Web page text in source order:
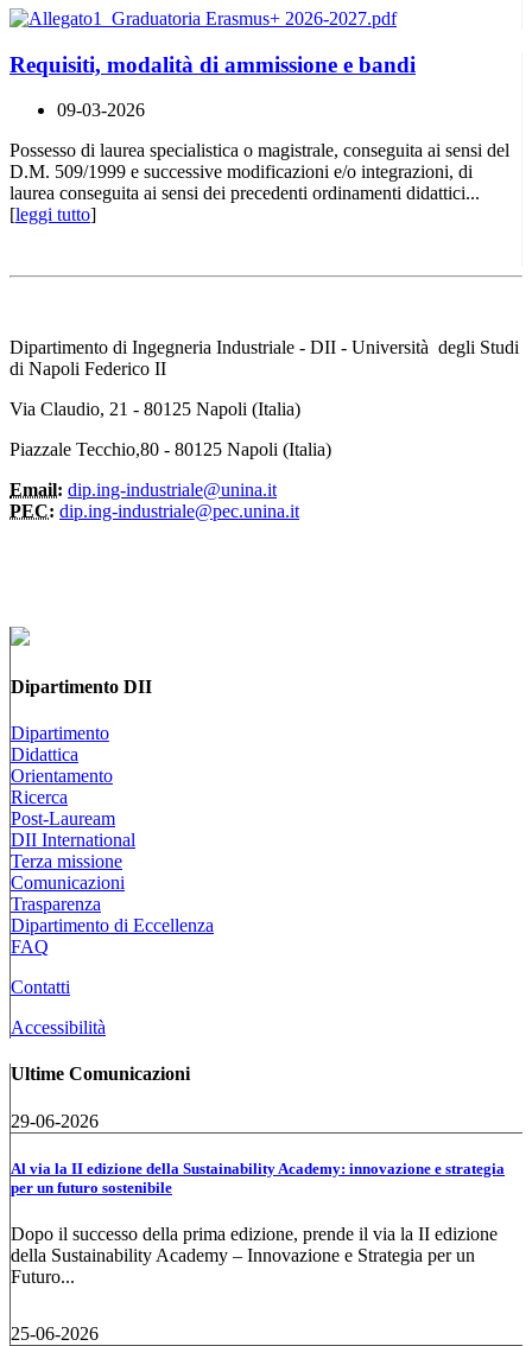
Requisiti, modalità di ammissione e bandi
09-03-2026
Possesso di laurea specialistica o magistrale, conseguita ai sensi del
D.M. 509/1999 e successive modificazioni e/o integrazioni, di
laurea conseguita ai sensi dei precedenti ordinamenti didattici...
[leggi tutto]
Dipartimento di Ingegneria Industriale - DII - Università degli Studi
di Napoli Federico II
Via Claudio, 21 - 80125 Napoli (Italia)
Piazzale Tecchio,80 - 80125 Napoli (Italia)
Email: dip.ing-industriale@unina.it
PEC: dip.ing-industriale@pec.unina.it
Dipartimento DII
Dipartimento
Didattica
Orientamento
Ricerca
Post-Lauream
DII International
Terza missione
Comunicazioni
Trasparenza
Dipartimento di Eccellenza
FAQ
Contatti
Accessibilità
Ultime Comunicazioni
29-06-2026
Al via la II edizione della Sustainability Academy: innovazione e strategia
per un futuro sostenibile
Dopo il successo della prima edizione, prende il via la II edizione
della Sustainability Academy – Innovazione e Strategia per un
Futuro...
25-06-2026